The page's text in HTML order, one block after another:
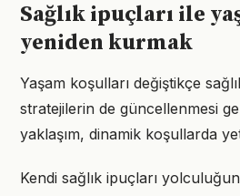
Sağlık ipuçları ile
yeniden kurmak
Yaşam koşulları değiştikçe
stratejilerin de güncellenmesi
yaklaşım, dinamik koşullarda
Kendi sağlık ipuçları